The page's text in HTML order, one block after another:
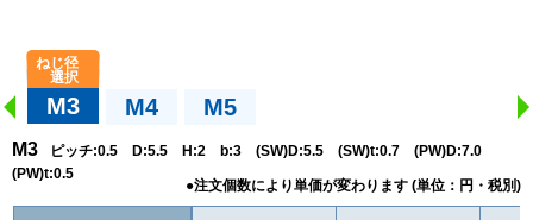
M3 M4 M5
M3
ピッチ:0.5 D:5.5 H:2 b:3 (SW)D:5.5 (SW)t:0.7 (PW)D:7.0
(PW)t:0.5